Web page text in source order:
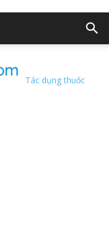
Tác dụng thuốc